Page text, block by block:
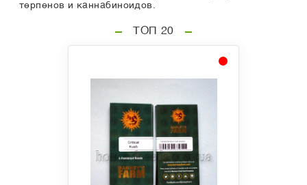
терпенов и каннабиноидов.
ТОП 20